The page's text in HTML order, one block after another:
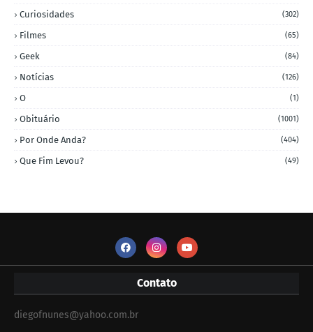
Curiosidades (302)
Filmes (65)
Geek (84)
Notícias (126)
O (1)
Obituário (1001)
Por Onde Anda? (404)
Que Fim Levou? (49)
Contato
diegofnunes@yahoo.com.br